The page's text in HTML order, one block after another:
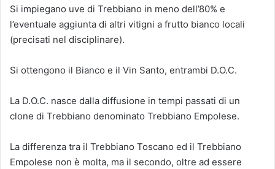
Si impiegano uve di Trebbiano in meno dell’80% e
l’eventuale aggiunta di altri vitigni a frutto bianco locali
(precisati nel disciplinare).
Si ottengono il Bianco e il Vin Santo, entrambi D.O.C.
La D.O.C. nasce dalla diffusione in tempi passati di un
clone di Trebbiano denominato Trebbiano Empolese.
La differenza tra il Trebbiano Toscano ed il Trebbiano
Empolese non è molta, ma il secondo, oltre ad essere